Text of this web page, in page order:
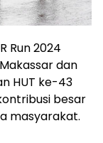
Run 2024
dan
HUT ke-43
besar
masyarakat.